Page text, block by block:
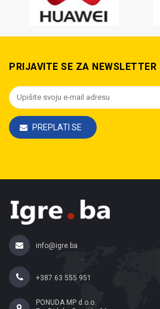
PRIJAVITE SE ZA NEWSLETTER
PREPLATI SE
info@igre.ba
+387 63 555 951
PONUDA MP d.o.o.